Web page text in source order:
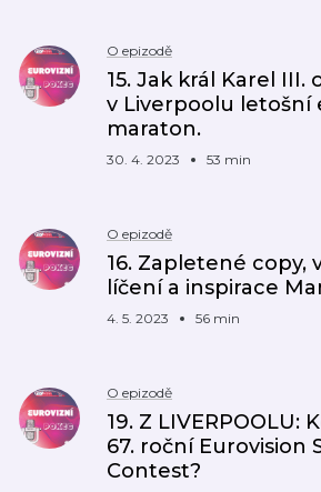
O epizodě
15. Jak král Karel III.
v Liverpoolu letošní
maraton.
30. 4. 2023 53 min
O epizodě
16. Zapletené copy,
líčení a inspirace
4. 5. 2023 56 min
O epizodě
19. Z LIVERPOOLU:
67. roční Eurovision
Contest?